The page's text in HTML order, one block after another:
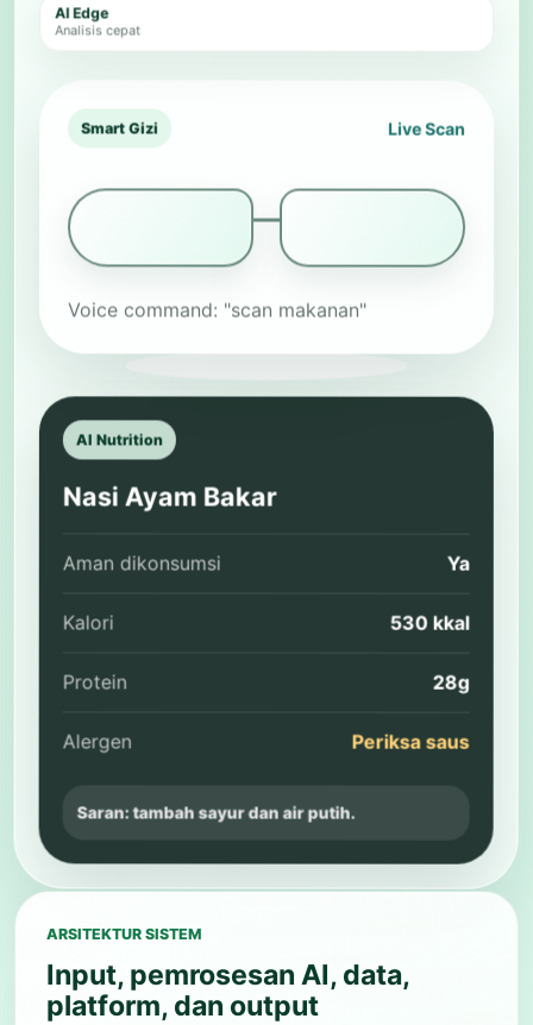
AI Edge
Analisis cepat
Smart Gizi Live Scan
Voice command: "scan makanan"
AI Nutrition
Nasi Ayam Bakar
Aman dikonsumsi Ya
Kalori 530 kkal
Protein 28g
Alergen Periksa saus
Saran: tambah sayur dan air putih.
ARSITEKTUR SISTEM
Input, pemrosesan AI, data,
platform, dan output